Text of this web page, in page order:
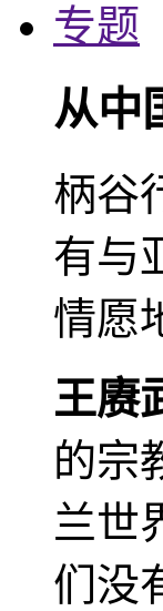
专题
从中
柄谷
有与
情愿
王赓
的宗
兰世
们没